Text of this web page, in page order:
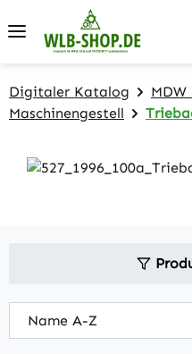
Zum Hauptinhalt springen
Digitaler Katalog
MDW
Maschinengestell